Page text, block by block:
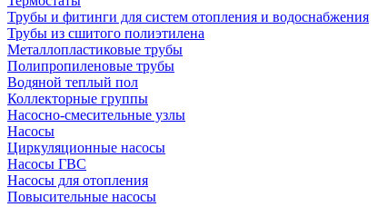
Трубы и фитинги для систем отопления и водоснабжения
Трубы из сшитого полиэтилена
Металлопластиковые трубы
Полипропиленовые трубы
Водяной теплый пол
Коллекторные группы
Насосно-смесительные узлы
Насосы
Циркуляционные насосы
Насосы ГВС
Насосы для отопления
Повысительные насосы